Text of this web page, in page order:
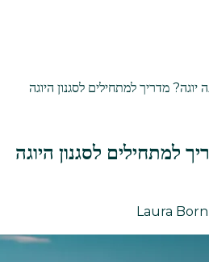
מדריך למתחילים לסגנון היוגה
למתחילים לסגנון היוגה
Laura Born